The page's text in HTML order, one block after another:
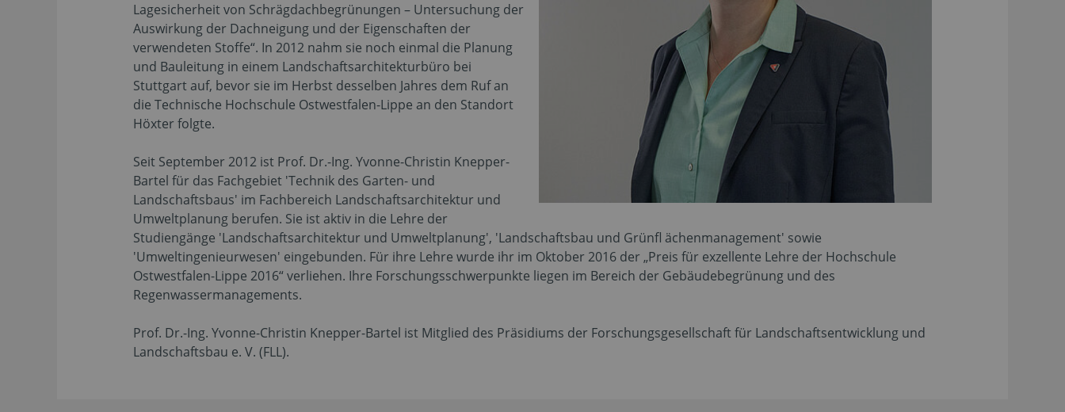
Lagesicherheit von Schrägdachbegrünungen – Untersuchung der
Auswirkung der Dachneigung und der Eigenschaften der
verwendeten Stoffe“. In 2012 nahm sie noch einmal die Planung
und Bauleitung in einem Landschaftsarchitekturbüro bei
Stuttgart auf, bevor sie im Herbst desselben Jahres dem Ruf an
die Technische Hochschule Ostwestfalen-Lippe an den Standort
Höxter folgte.
Seit September 2012 ist Prof. Dr.-Ing. Yvonne-Christin Knepper-
Bartel für das Fachgebiet 'Technik des Garten- und
Landschaftsbaus' im Fachbereich Landschaftsarchitektur und
Umweltplanung berufen. Sie ist aktiv in die Lehre der
Studiengänge 'Landschaftsarchitektur und Umweltplanung', 'Landschaftsbau und Grünfl ächenmanagement' sowie
'Umweltingenieurwesen' eingebunden. Für ihre Lehre wurde ihr im Oktober 2016 der „Preis für exzellente Lehre der Hochschule
Ostwestfalen-Lippe 2016“ verliehen. Ihre Forschungsschwerpunkte liegen im Bereich der Gebäudebegrünung und des
Regenwassermanagements.
Prof. Dr.-Ing. Yvonne-Christin Knepper-Bartel ist Mitglied des Präsidiums der Forschungsgesellschaft für Landschaftsentwicklung und
Landschaftsbau e. V. (FLL).